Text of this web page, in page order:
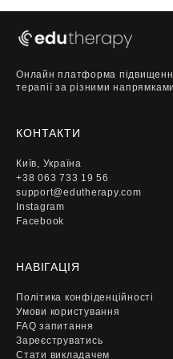
Онлайн платформа
терапії за різними
КОНТАКТИ
Київ, Україна
+38 063 733 19 56
support@edutherapy.com
Instagram
Facebook
НАВІГАЦІЯ
Політика конфіденційності
Умови користування
FAQ запитання
Зареєструватись
Стати викладачем